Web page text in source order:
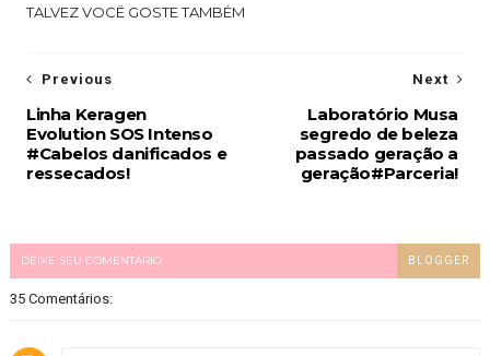
TALVEZ VOCÊ GOSTE TAMBÉM
Next
Laboratório Musa
segredo de beleza
passado geração a
geração#Parceria!
Previous
Linha Keragen
Evolution SOS Intenso
#Cabelos danificados e
ressecados!
DEIXE SEU COMENTÁRIO BLOGGER
35 Comentários: